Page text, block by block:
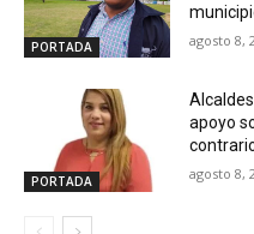
PORTADA agosto 8,
PORTADA
apoyo
agosto 8,